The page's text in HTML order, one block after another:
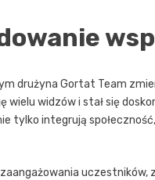
drużyna Gortat Team
widzów i stał się
tylko integrują
uczestników,